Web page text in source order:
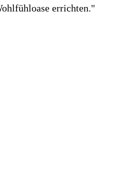
errichten."